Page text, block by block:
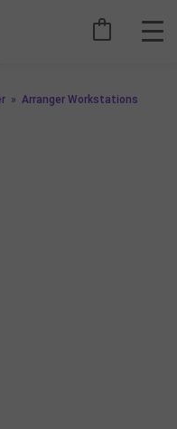
» Arranger Workstations